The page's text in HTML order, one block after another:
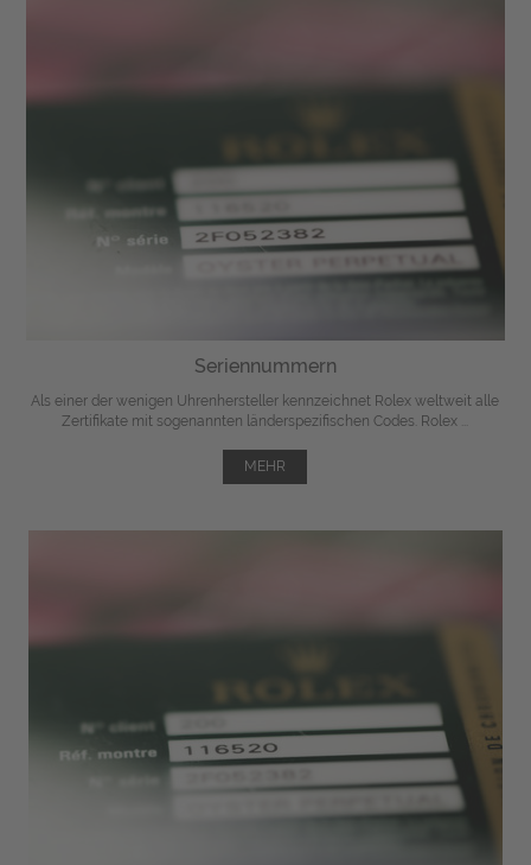
Seriennummern
Als einer der wenigen Uhrenhersteller kennzeichnet Rolex weltweit alle
Zertifikate mit sogenannten länderspezifischen Codes. Rolex ...
MEHR